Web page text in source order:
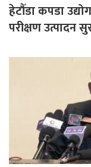
हेटौँडा कपडा
परीक्षण उत्पादन